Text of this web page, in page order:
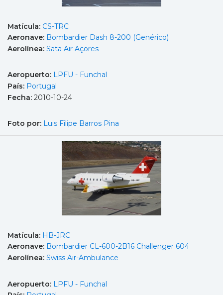
Matícula: CS-TRC
Aeronave: Bombardier Dash 8-200 (Genérico)
Aerolínea: Sata Air Açores
Aeropuerto: LPFU - Funchal
País: Portugal
Fecha: 2010-10-24
Foto por: Luis Filipe Barros Pina
Matícula: HB-JRC
Aeronave: Bombardier CL-600-2B16 Challenger 604
Aerolínea: Swiss Air-Ambulance
Aeropuerto: LPFU - Funchal